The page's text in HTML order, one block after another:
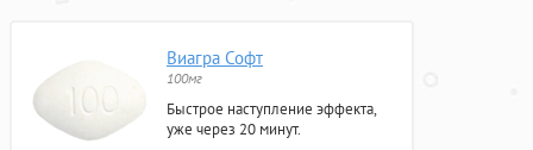
Виагра Софт
100мг
Быстрое наступление эффекта,
уже через 20 минут.